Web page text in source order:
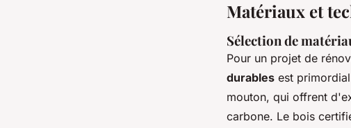
Matériaux et
Sélection de
Pour un projet de
durables est
mouton, qui offrent
carbone. Le bois